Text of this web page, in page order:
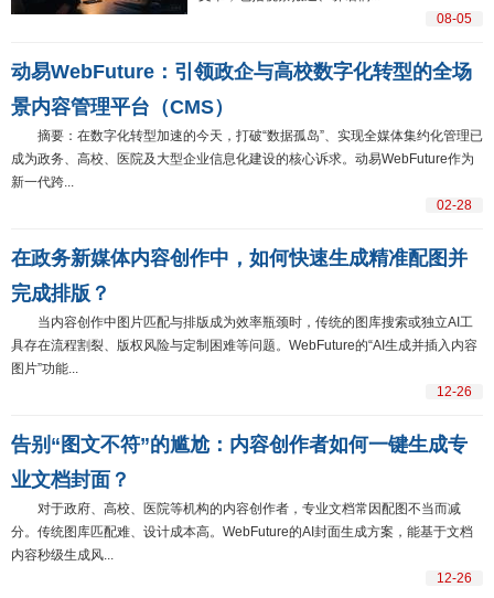
08-05
动易WebFuture：引领政企与高校数字化转型的全场
景内容管理平台（CMS）
摘要：在数字化转型加速的今天，打破“数据孤岛”、实现全媒体集约化管理已
成为政务、高校、医院及大型企业信息化建设的核心诉求。动易WebFuture作为
新一代跨...
02-28
在政务新媒体内容创作中，如何快速生成精准配图并
完成排版？
当内容创作中图片匹配与排版成为效率瓶颈时，传统的图库搜索或独立AI工
具存在流程割裂、版权风险与定制困难等问题。WebFuture的“AI生成并插入内容
图片”功能...
12-26
告别“图文不符”的尴尬：内容创作者如何一键生成专
业文档封面？
对于政府、高校、医院等机构的内容创作者，专业文档常因配图不当而减
分。传统图库匹配难、设计成本高。WebFuture的AI封面生成方案，能基于文档
内容秒级生成风...
12-26